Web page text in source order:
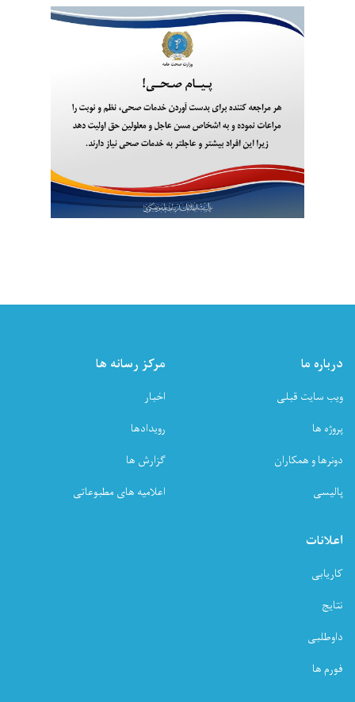
درباره ما
ویب سایت قبلی
پروژه ها
دونرها و همکاران
پالیسی
مرکز رسانه ها
اخبار
رویدادها
گزارش ها
اعلامیه های مطبوعاتی
اعلانات
کاریابی
نتایج
داوطلبی
فورم ها